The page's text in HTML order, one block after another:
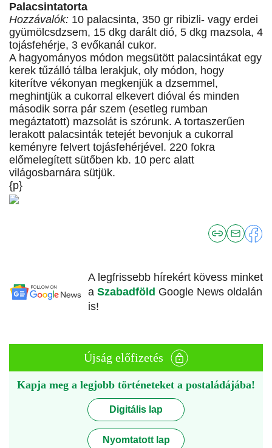
Palacsintatorta
Hozzávalók: 10 palacsinta, 350 gr ribizli- vagy erdei
gyümölcsdzsem, 15 dkg darált dió, 5 dkg mazsola, 4
tojásfehérje, 3 evőkanál cukor.
A hagyományos módon megsütött palacsintákat egy
kerek tűzálló tálba lerakjuk, oly módon, hogy
kiterítve vékonyan megkenjük a dzsemmel,
meghintjük a cukorral elkevert dióval és minden
második sorra pár szem (esetleg rumban
megáztatott) mazsolát is szórunk. A tortaszerűen
lerakott palacsinták tetejét bevonjuk a cukorral
keményre felvert tojásfehérjével. 220 fokra
előmelegített sütőben kb. 10 perc alatt
világosbarnára sütjük.
{p}
A legfrissebb hírekért kövess minket
a Szabadföld Google News oldalán
is!
Újság előfizetés
Kapja meg a legjobb történeteket a postaládájába!
Digitális lap
Nyomtatott lap